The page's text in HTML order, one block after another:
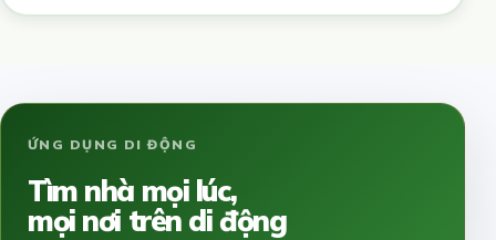
ỨNG DỤNG DI ĐỘNG
Tìm nhà mọi lúc,
mọi nơi trên di động